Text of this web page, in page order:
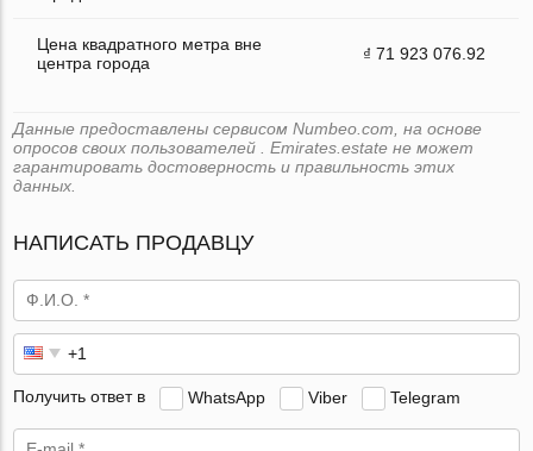
Цена квадратного метра вне
центра города
₫ 71 923 076.92
Данные предоставлены сервисом Numbeo.com, на основе
опросов своих пользователей . Emirates.estate не может
гарантировать достоверность и правильность этих
данных.
НАПИСАТЬ ПРОДАВЦУ
Получить ответ в WhatsApp Viber Telegram